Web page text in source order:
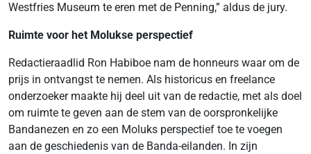
Westfries Museum te eren met de Penning,” aldus de jury.
Ruimte voor het Molukse perspectief
Redactieraadlid Ron Habiboe nam de honneurs waar om de
prijs in ontvangst te nemen. Als historicus en freelance
onderzoeker maakte hij deel uit van de redactie, met als doel
om ruimte te geven aan de stem van de oorspronkelijke
Bandanezen en zo een Moluks perspectief toe te voegen
aan de geschiedenis van de Banda-eilanden. In zijn